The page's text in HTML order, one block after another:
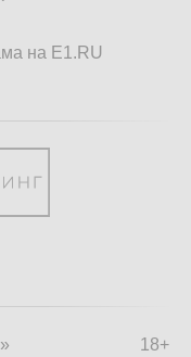
на E1.RU
18+